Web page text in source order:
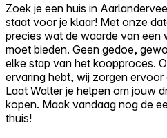
Zoek je een huis in
staat voor je klaar! Met onze
precies wat de waarde van een
moet bieden. Geen gedoe,
elke stap van het koopproces.
ervaring hebt, wij zorgen ervoor
Laat Walter je helpen om jouw
kopen. Maak vandaag nog de
thuis!